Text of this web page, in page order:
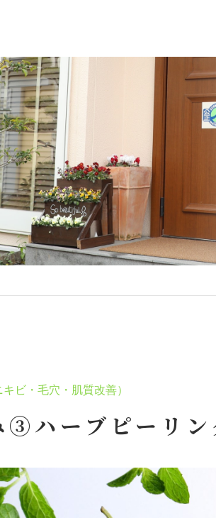
ビ・毛穴・肌質改善）
③ハーブピーリン